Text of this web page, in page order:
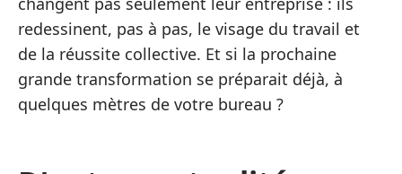
redessinent, pas à pas, le visage du travail et
de la réussite collective. Et si la prochaine
grande transformation se préparait déjà, à
quelques mètres de votre bureau ?